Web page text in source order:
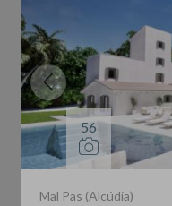
56
Mal Pas (Alcúdia)